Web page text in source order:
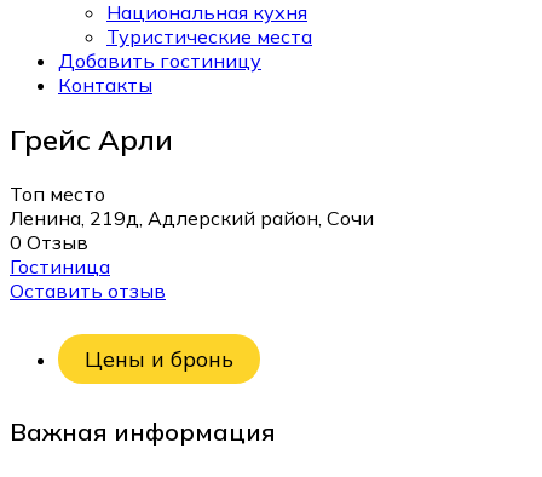
Национальная кухня
Туристические места
Добавить гостиницу
Контакты
Грейс Арли
Топ место
Ленина, 219д, Адлерский район, Сочи
0 Отзыв
Гостиница
Оставить отзыв
Цены и бронь
Важная информация